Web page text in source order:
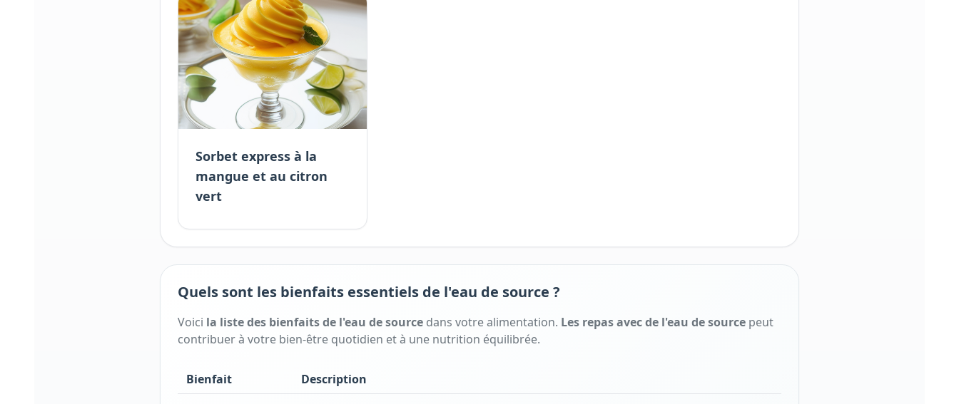
Sorbet express à la
mangue et au citron
vert
Quels sont les bienfaits essentiels de l'eau de source ?
Voici la liste des bienfaitsde l'eau de source dans votre alimentation. Les repas avecde l'eau de source peut
contribuer à votre bien-être quotidien et à une nutrition équilibrée.
Bienfait Description